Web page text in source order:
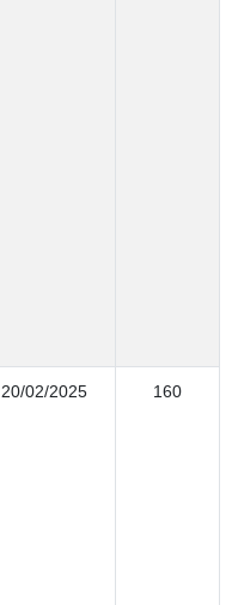
20/02/2025 160